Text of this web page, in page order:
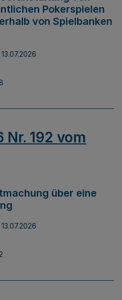
Pokerspielen
von Spielbanken
13.07.2026
Nr. 192 vom
über eine
13.07.2026